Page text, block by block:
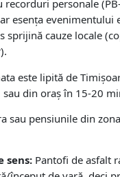
recorduri personale
esența evenimentului
sprijină cauze locale
este lipită de
din oraș în 15-20
sau pensiunile din
sens:Pantofi de asfalt